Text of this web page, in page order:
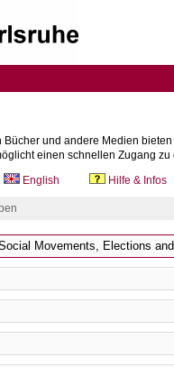
Bücher und andere Medien
einen schnellen Zugang
English Hilfe & Infos